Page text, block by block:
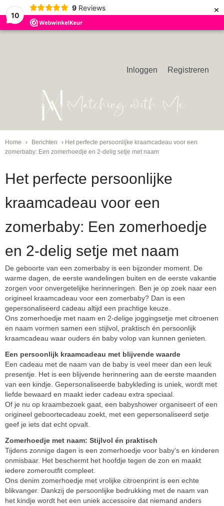
10
9 Reviews ×
Inloggen Registreren
Home › Berichten
› Het perfecte persoonlijke kraamcadeau voor een
zomerbaby: Een zomerhoedje en 2-delig setje met naam
Het perfecte persoonlijke
kraamcadeau voor een
zomerbaby: Een zomerhoedje
en 2-delig setje met naam
De geboorte van een zomerbaby is een bijzonder moment. De
warme dagen, de eerste wandelingen buiten en de eerste vakantie
zorgen voor onvergetelijke herinneringen. Ben je op zoek naar een
origineel kraamcadeau voor een zomerbaby? Dan is een
gepersonaliseerd cadeau altijd een prachtige keuze.
Ons zomerhoedje met naam en 2-delige joggingsetje met citroenen
en naam vormen samen een stijlvol, praktisch én persoonlijk
kraamcadeau waar ouders én baby volop van kunnen genieten.
Een persoonlijk kraamcadeau met blijvende waarde
Een cadeau met de naam van de baby is veel meer dan een leuk
presentje. Het is een blijvende herinnering aan de eerste maanden
van een kindje. Gepersonaliseerde babykleding is uniek, wordt met
liefde bewaard en maakt ieder cadeau extra speciaal.
Of je nu op kraambezoek gaat, een babyshower organiseert of een
origineel geboortecadeau zoekt, met een gepersonaliseerd setje
geef je iets dat echt opvalt.
Zomerhoedje met naam: Stijlvol én praktisch
Tijdens zonnige dagen is een zomerhoedje voor baby's en kinderen
onmisbaar. Het beschermt het hoofdje tegen de zon en maakt
iedere zomeroutfit compleet.
Ons denim zomerhoedje met vrolijke citroenprint is een echte
blikvanger. Dankzij de persoonlijke bedrukking met de naam van
het kindje wordt het een uniek accessoire dat niemand anders